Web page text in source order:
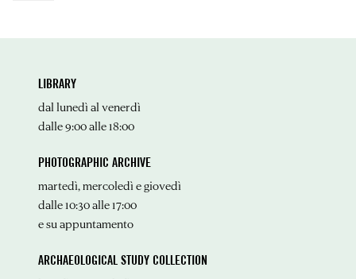
LIBRARY
dal lunedì al venerdì
dalle 9:00 alle 18:00
PHOTOGRAPHIC ARCHIVE
martedì, mercoledì e giovedì
dalle 10:30 alle 17:00
e su appuntamento
ARCHAEOLOGICAL STUDY COLLECTION